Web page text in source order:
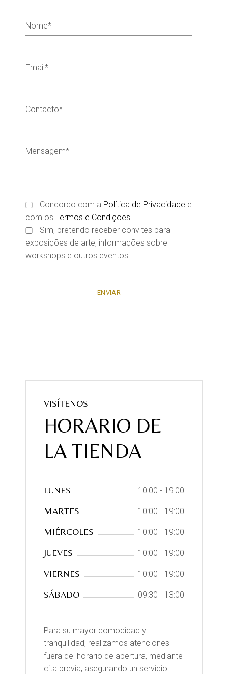
Concordo com a Política de Privacidade e
com osTermos e Condições.
Sim, pretendo receber convites para
exposições de arte, informações sobre
workshops e outros eventos.
ENVIAR
VISÍTENOS
HORARIO DE
LA TIENDA
LUNES 10:00 - 19:00
MARTES 10:00 - 19:00
MIÉRCOLES 10:00 - 19:00
JUEVES 10:00 - 19:00
VIERNES 10:00 - 19:00
SÁBADO 09:30 - 13:00
Para su mayor comodidad y
tranquilidad, realizamos atenciones
fuera del horario de apertura, mediante
cita previa, asegurando un servicio